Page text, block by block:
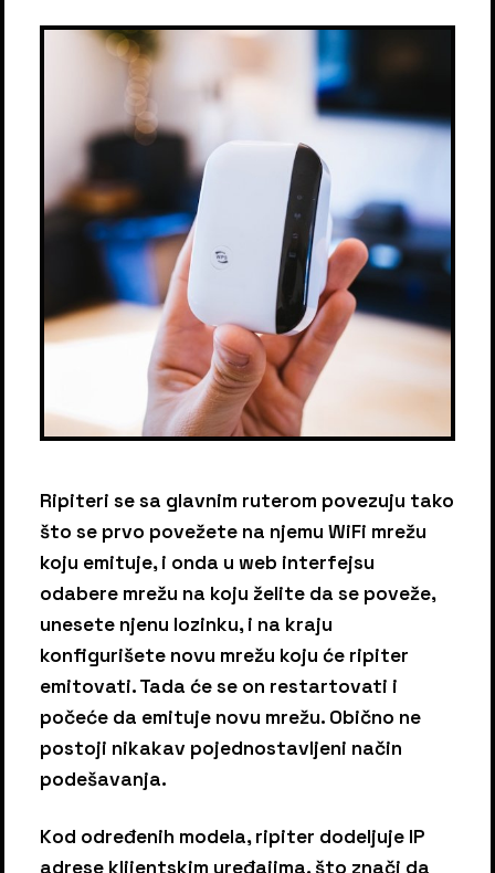
Ripiteri se sa glavnim ruterom povezuju tako
što se prvo povežete na njemu WiFi mrežu
koju emituje, i onda u web interfejsu
odabere mrežu na koju želite da se poveže,
unesete njenu lozinku, i na kraju
konfigurišete novu mrežu koju će ripiter
emitovati. Tada će se on restartovati i
počeće da emituje novu mrežu. Obično ne
postoji nikakav pojednostavljeni način
podešavanja.
Kod određenih modela, ripiter dodeljuje IP
adrese klijentskim uređajima, što znači da